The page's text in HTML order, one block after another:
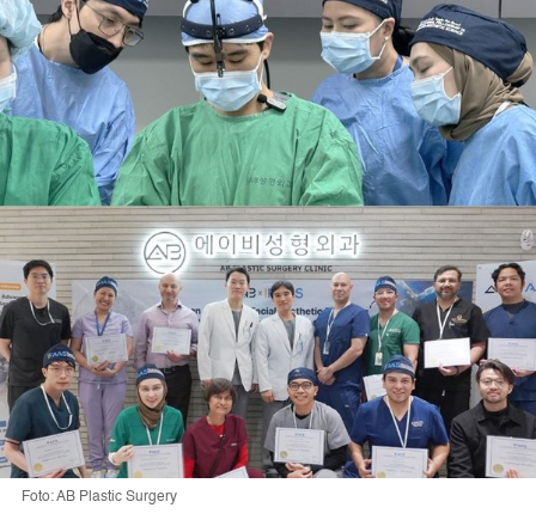
Foto: AB Plastic Surgery